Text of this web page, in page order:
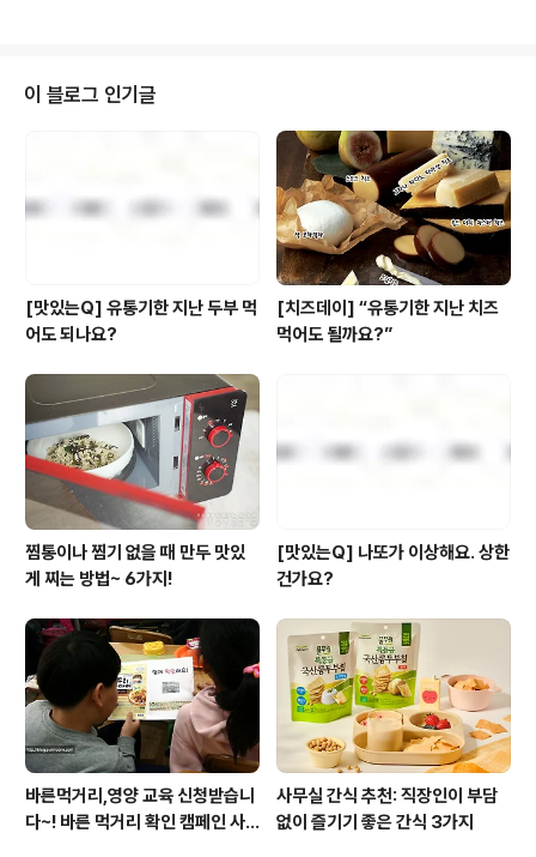
지~! 참고로 풀반장의 최애는 파르페라포!! 파르페맛 쿠키!!
(스토리는 물론 OST가 일품!) 캐릭터들 하나하나가 쿠키
컨셉이다보니 홈 베이킹으로 따라만들어 봤다는 분들이 많
으시더라구요. 하지만 그 결과는? 용감한쿠키를 만들었는
데 코키리가 나왔다는?! 그런데 말입니다. 이젠 금손이 아
니라도 용감한쿠키를 만들 수 있..
이 블로그 인기글
[맛있는Q] 유통기한 지난 두부 먹
어도 되나요?
[치즈데이] “유통기한 지난 치즈
먹어도 될까요?”
찜통이나 찜기 없을 때 만두 맛있
게 찌는 방법~ 6가지!
[맛있는Q] 나또가 이상해요. 상한
건가요?
바른먹거리,영양 교육 신청받습니
다~! 바른 먹거리 확인 캠페인 사
사무실 간식 추천: 직장인이 부담
없이 즐기기 좋은 간식 3가지